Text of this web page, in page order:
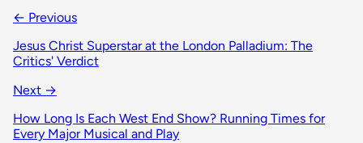
← Previous
Jesus Christ Superstar at the London Palladium: The
Critics' Verdict
Next →
How Long Is Each West End Show? Running Times for
Every Major Musical and Play